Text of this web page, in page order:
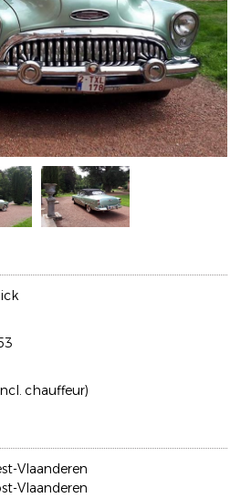
chauffeur)
Vlaanderen
Vlaanderen